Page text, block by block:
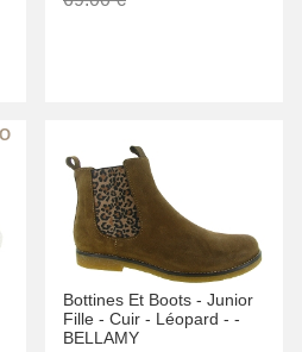
Bottines Et Boots - Junior
Fille - Cuir - Léopard - -
BELLAMY